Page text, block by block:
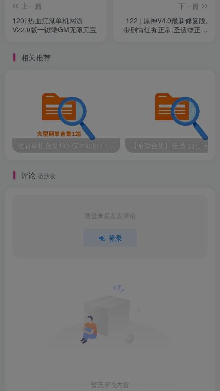
上一篇
120| 热血江湖单机网游
V22.0版一键端GM无限元宝
下一篇
122 | 原神V4.0最新修复版,
带剧情任务正常,圣遗物正常
相关推荐
评论 抢沙发
请登录后发表评论
登录
暂无评论内容